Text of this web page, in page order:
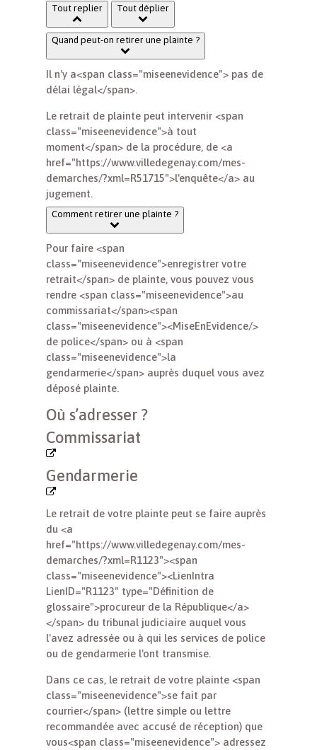
Tout replier Tout déplier
Quand peut-on retirer une plainte ?
Il n'y a<span class="miseenevidence"> pas de
délai légal</span>.
Le retrait de plainte peut intervenir <span
class="miseenevidence">à tout
moment</span> de la procédure, de <a
href="https://www.villedegenay.com/mes-
demarches/?xml=R51715">l'enquête</a> au
jugement.
Comment retirer une plainte ?
Pour faire <span
class="miseenevidence">enregistrer votre
retrait</span> de plainte, vous pouvez vous
rendre <span class="miseenevidence">au
commissariat</span><span
class="miseenevidence"><MiseEnEvidence/>
de police</span> ou à <span
class="miseenevidence">la
gendarmerie</span> auprès duquel vous avez
déposé plainte.
Où s’adresser ?
Commissariat
Gendarmerie
Le retrait de votre plainte peut se faire auprès
du <a
href="https://www.villedegenay.com/mes-
demarches/?xml=R1123"><span
class="miseenevidence"><LienIntra
LienID="R1123" type="Définition de
glossaire">procureur de la République</a>
</span> du tribunal judiciaire auquel vous
l'avez adressée ou à qui les services de police
ou de gendarmerie l'ont transmise.
Dans ce cas, le retrait de votre plainte <span
class="miseenevidence">se fait par
courrier</span> (lettre simple ou lettre
recommandée avec accusé de réception) que
vous<span class="miseenevidence"> adressez